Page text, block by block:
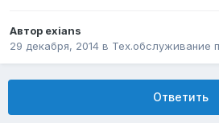
Автор exians
29 декабря, 2014 в Тех.обслуживание
Ответить